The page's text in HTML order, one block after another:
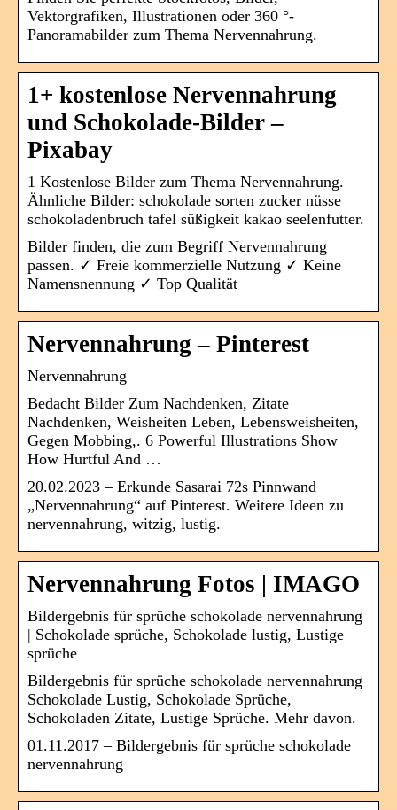
Vektorgrafiken, Illustrationen oder 360 °-
Panoramabilder zum Thema Nervennahrung.
1+ kostenlose Nervennahrung
und Schokolade-Bilder –
Pixabay
1 Kostenlose Bilder zum Thema Nervennahrung.
Ähnliche Bilder: schokolade sorten zucker nüsse
schokoladenbruch tafel süßigkeit kakao seelenfutter.
Bilder finden, die zum Begriff Nervennahrung
passen. ✓ Freie kommerzielle Nutzung ✓ Keine
Namensnennung ✓ Top Qualität
Nervennahrung – Pinterest
Nervennahrung
Bedacht Bilder Zum Nachdenken, Zitate
Nachdenken, Weisheiten Leben, Lebensweisheiten,
Gegen Mobbing,. 6 Powerful Illustrations Show
How Hurtful And …
20.02.2023 – Erkunde Sasarai 72s Pinnwand
„Nervennahrung“ auf Pinterest. Weitere Ideen zu
nervennahrung, witzig, lustig.
Nervennahrung Fotos | IMAGO
Bildergebnis für sprüche schokolade nervennahrung
| Schokolade sprüche, Schokolade lustig, Lustige
sprüche
Bildergebnis für sprüche schokolade nervennahrung
Schokolade Lustig, Schokolade Sprüche,
Schokoladen Zitate, Lustige Sprüche. Mehr davon.
01.11.2017 – Bildergebnis für sprüche schokolade
nervennahrung